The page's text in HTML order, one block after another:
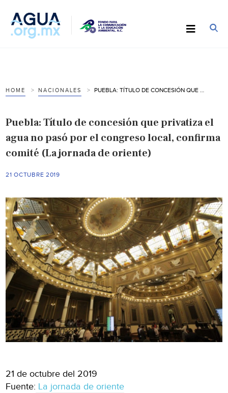
HOME NACIONALES
Puebla: Título de concesión que privatiza el
agua no pasó por el congreso local, confirma
comité (La jornada de oriente)
21 OCTUBRE 2019
21 de octubre del 2019
Fuente: La jornada de oriente